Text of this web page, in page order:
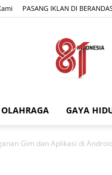
PASANG IKLAN DI
OLAHRAGA GAYA
Gim dan Aplikasi di